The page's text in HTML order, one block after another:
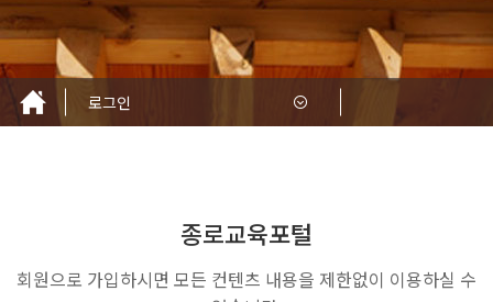
로그인
종로교육포털
회원으로 가입하시면 모든 컨텐츠 내용을 제한없이 이용하실 수